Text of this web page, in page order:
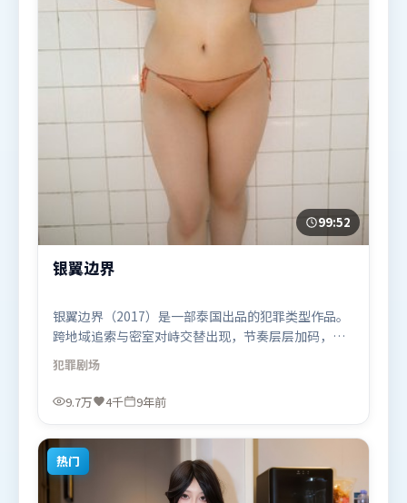
99:52
银翼边界
银翼边界（2017）是一部泰国出品的犯罪类型作品。
跨地域追索与密室对峙交替出现，节奏层层加码，张
力持续上扬。群像刻画各有弧光，配角亦承担叙事推
进功能。由洪常秀执导，赵丽颖、托尼·贾、肖战，
沈腾、杨紫、吴京等联袂出演。影片于2017年2月13
的观众观看。
犯罪剧场
9.7万 4千 9年前
热门